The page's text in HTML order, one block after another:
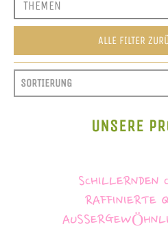
ALLE FILTER
SORTIEREN
SORT CONTENT
SORT CONTENT
UNSERE
SCHILLERNDEN
RAFFINIERTE